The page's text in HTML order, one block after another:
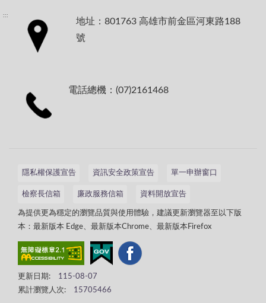
:::
地址：801763 高雄市前金區河東路188
號
電話總機：(07)2161468
隱私權保護宣告 資訊安全政策宣告 單一申辦窗口
檢察長信箱 廉政服務信箱 資料開放宣告
為提供更為穩定的瀏覽品質與使用體驗，建議更新瀏覽器至以下版
本：最新版本 Edge、最新版本Chrome、最新版本Firefox
更新日期:
115-08-07
累計瀏覽人次:
15705466